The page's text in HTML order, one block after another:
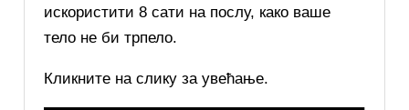
искористити 8 сати на послу, како ваше
тело не би трпело.
Кликните на слику за увећање.